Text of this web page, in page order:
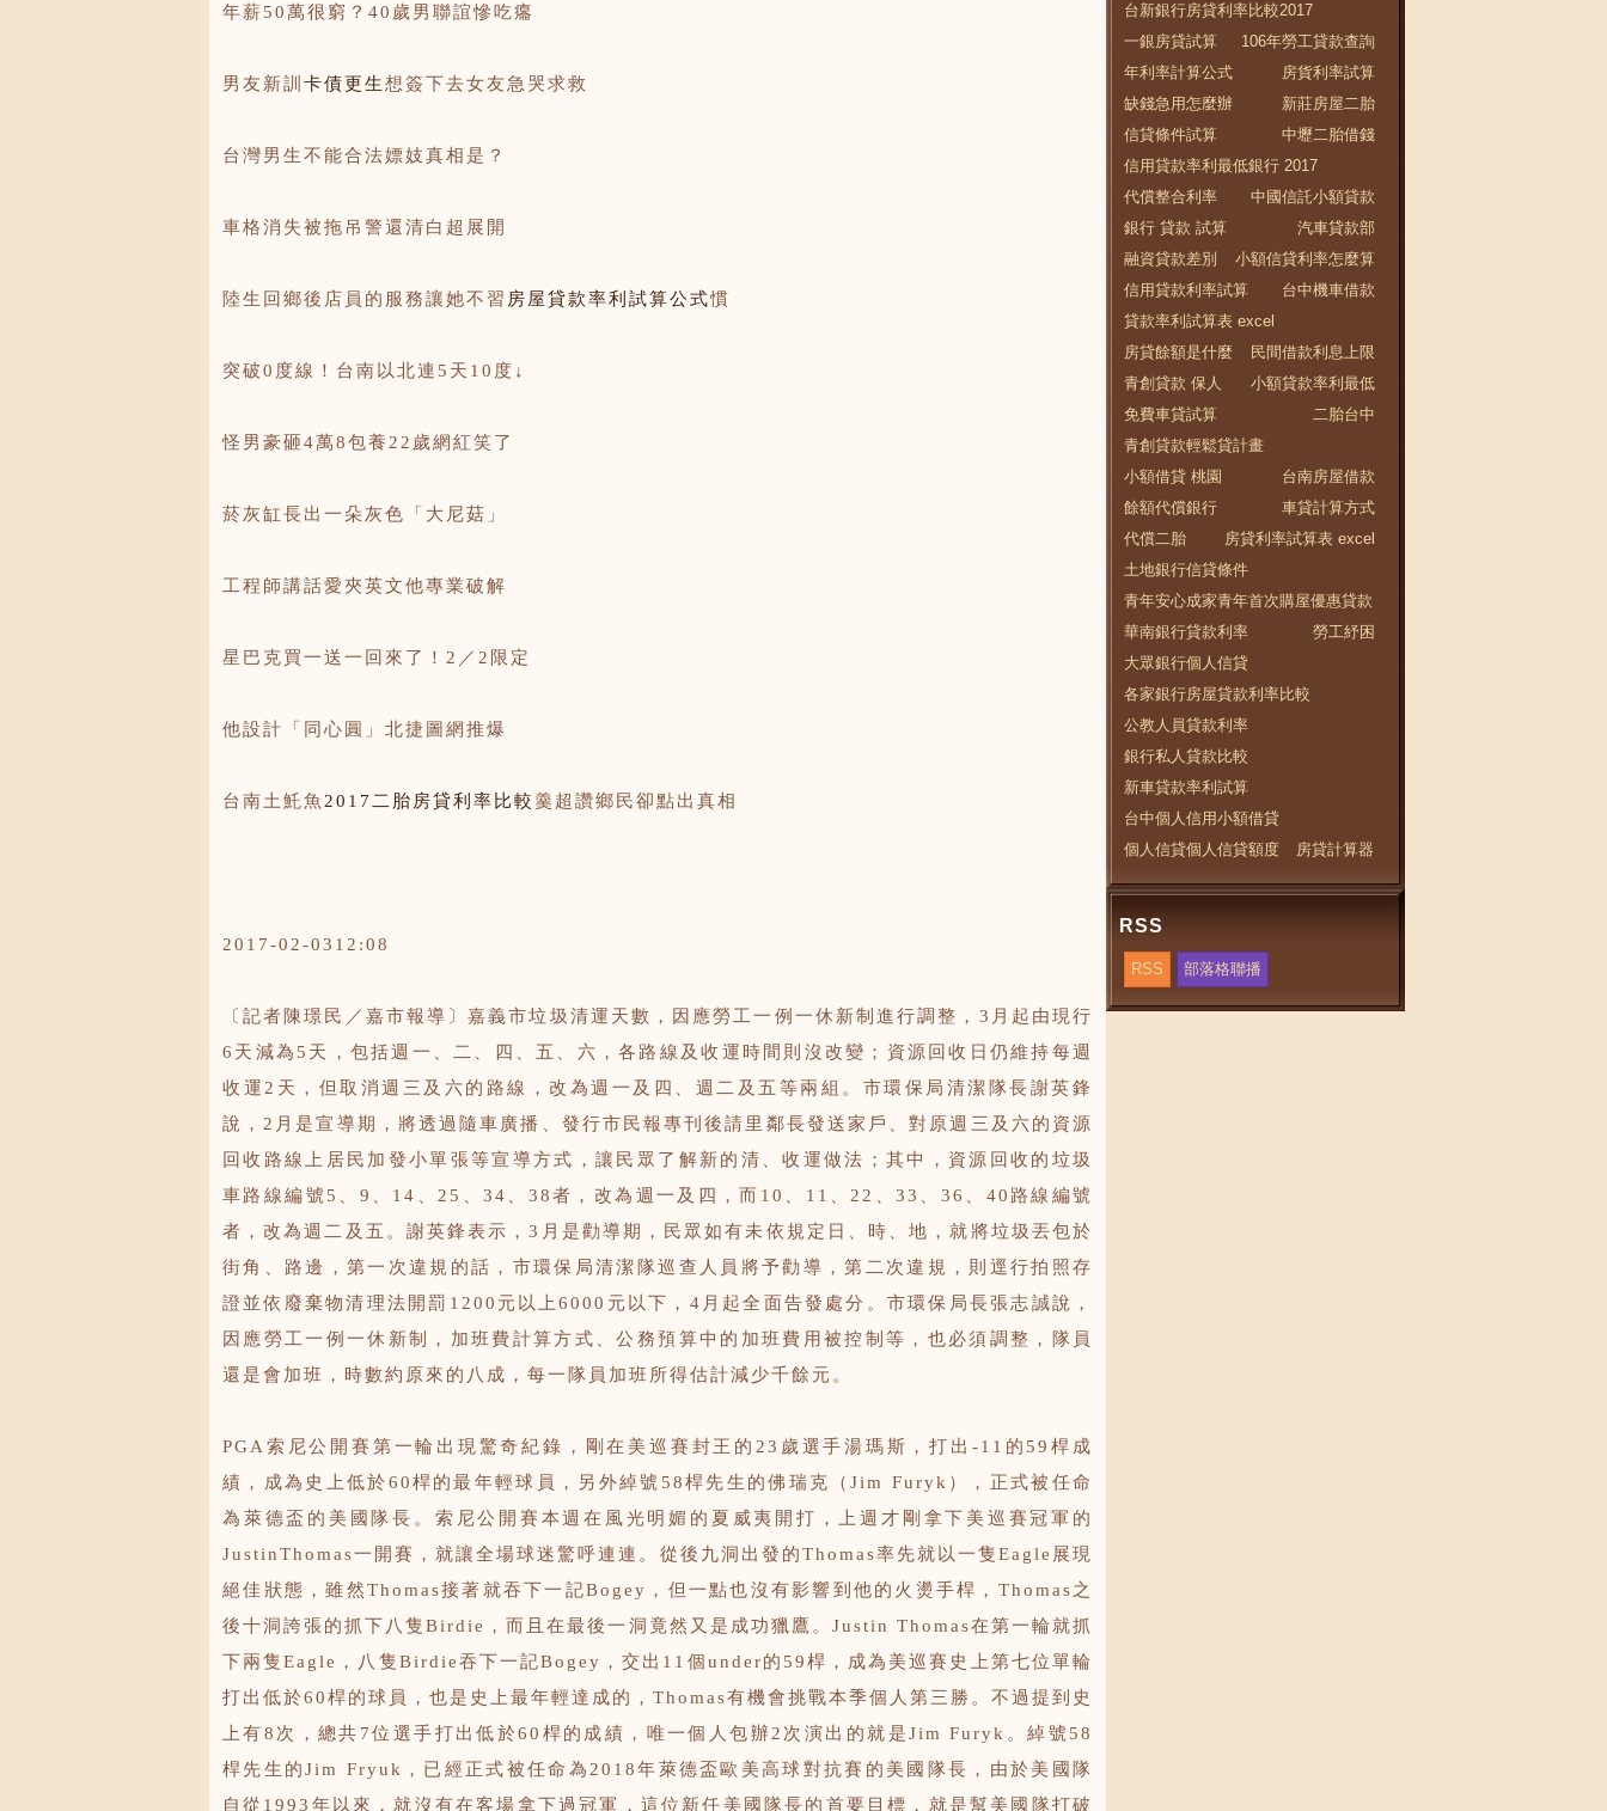
年薪50萬很窮？40歲男聯誼慘吃癟
男友新訓 卡債更生想簽下去女友急哭求救
台灣男生不能合法嫖妓真相是？
車格消失被拖吊警還清白超展開
陸生回鄉後店員的服務讓她不習 房屋貸款率利試算公式慣
突破0度線！台南以北連5天10度↓
怪男豪砸4萬8包養22歲網紅笑了
菸灰缸長出一朵灰色「大尼菇」
工程師講話愛夾英文他專業破解
星巴克買一送一回來了！2／2限定
他設計「同心圓」北捷圖網推爆
台南土魠魚 2017二胎房貸利率比較 羹超讚鄉民卻點出真相
2017-02-0312:08
〔記者陳璟民／嘉市報導〕嘉義市垃圾清運天數，因應勞工一例一休新制進行調整，3月起由現行
6天減為5天，包括週一、二、四、五、六，各路線及收運時間則沒改變；資源回收日仍維持每週
收運2天，但取消週三及六的路線，改為週一及四、週二及五等兩組。市環保局清潔隊長謝英鋒
說，2月是宣導期，將透過隨車廣播、發行市民報專刊後請里鄰長發送家戶、對原週三及六的資源
回收路線上居民加發小單張等宣導方式，讓民眾了解新的清、收運做法；其中，資源回收的垃圾
車路線編號5、9、14、25、34、38者，改為週一及四，而10、11、22、33、36、40路線編號
者，改為週二及五。謝英鋒表示，3月是勸導期，民眾如有未依規定日、時、地，就將垃圾丟包於
街角、路邊，第一次違規的話，市環保局清潔隊巡查人員將予勸導，第二次違規，則逕行拍照存
證並依廢棄物清理法開罰1200元以上6000元以下，4月起全面告發處分。市環保局長張志誠說，
因應勞工一例一休新制，加班費計算方式、公務預算中的加班費用被控制等，也必須調整，隊員
還是會加班，時數約原來的八成，每一隊員加班所得估計減少千餘元。
PGA索尼公開賽第一輪出現驚奇紀錄，剛在美巡賽封王的23歲選手湯瑪斯，打出-11的59桿成
績，成為史上低於60桿的最年輕球員，另外綽號58桿先生的佛瑞克（Jim Furyk），正式被任命
為萊德盃的美國隊長。索尼公開賽本週在風光明媚的夏威夷開打，上週才剛拿下美巡賽冠軍的
JustinThomas一開賽，就讓全場球迷驚呼連連。從後九洞出發的Thomas率先就以一隻Eagle展現
絕佳狀態，雖然Thomas接著就吞下一記Bogey，但一點也沒有影響到他的火燙手桿，Thomas之
後十洞誇張的抓下八隻Birdie，而且在最後一洞竟然又是成功獵鷹。Justin Thomas在第一輪就抓
下兩隻Eagle，八隻Birdie吞下一記Bogey，交出11個under的59桿，成為美巡賽史上第七位單輪
打出低於60桿的球員，也是史上最年輕達成的，Thomas有機會挑戰本季個人第三勝。不過提到史
上有8次，總共7位選手打出低於60桿的成績，唯一個人包辦2次演出的就是Jim Furyk。綽號58
桿先生的Jim Fryuk，已經正式被任命為2018年萊德盃歐美高球對抗賽的美國隊長，由於美國隊
自從1993年以來，就沒有在客場拿下過冠軍，這位新任美國隊長的首要目標，就是幫美國隊打破
台新銀行房貸利率比較2017
一銀房貸試算
106年勞工貸款查詢
年利率計算公式
房貨利率試算
缺錢急用怎麼辦
新莊房屋二胎
信貸條件試算
中壢二胎借錢
信用貸款率利最低銀行 2017
代償整合利率
中國信託小額貸款
銀行 貸款 試算
汽車貸款部
融資貸款差別
小額信貸利率怎麼算
信用貸款利率試算
台中機車借款
貸款率利試算表 excel
房貸餘額是什麼
民間借款利息上限
青創貸款 保人
小額貸款率利最低
免費車貸試算
二胎台中
青創貸款輕鬆貸計畫
小額借貸 桃園
台南房屋借款
餘額代償銀行
車貸計算方式
代償二胎
房貸利率試算表 excel
土地銀行信貸條件
青年安心成家青年首次購屋優惠貸款
華南銀行貸款利率
勞工紓困
大眾銀行個人信貸
各家銀行房屋貸款利率比較
公教人員貸款利率
銀行私人貸款比較
新車貸款率利試算
台中個人信用小額借貸
個人信貸個人信貸額度
房貸計算器
RSS
RSS 部落格聯播